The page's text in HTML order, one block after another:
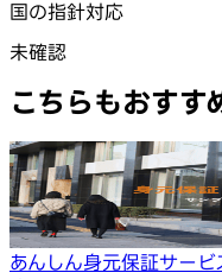
国の指針対応
未確認
こちらもおすす
あんしん身元保証サー